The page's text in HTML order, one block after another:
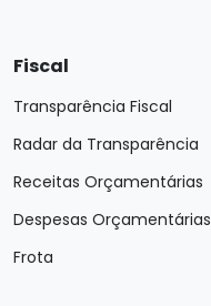
Fiscal
Transparência Fiscal
Radar da Transparência
Receitas Orçamentárias
Despesas Orçamentárias
Frota